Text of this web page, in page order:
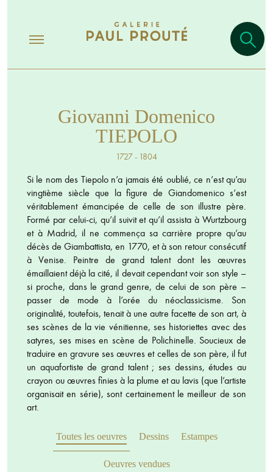
Giovanni Domenico
TIEPOLO
1727 - 1804
Si le nom des Tiepolo n’a jamais été oublié, ce n’est qu’au
vingtième siècle que la figure de Giandomenico s’est
véritablement émancipée de celle de son illustre père.
Formé par celui-ci, qu’il suivit et qu’il assista à Wurtzbourg
et à Madrid, il ne commença sa carrière propre qu’au
décès de Giambattista, en 1770, et à son retour consécutif
à Venise. Peintre de grand talent dont les œuvres
émaillaient déjà la cité, il devait cependant voir son style –
si proche, dans le grand genre, de celui de son père –
passer de mode à l’orée du néoclassicisme. Son
originalité, toutefois, tenait à une autre facette de son art, à
ses scènes de la vie vénitienne, ses historiettes avec des
satyres, ses mises en scène de Polichinelle. Soucieux de
traduire en gravure ses œuvres et celles de son père, il fut
un aquafortiste de grand talent ; ses dessins, études au
crayon ou œuvres finies à la plume et au lavis (que l’artiste
organisait en série), sont certainement le meilleur de son
art.
Toutes les oeuvres Dessins Estampes
Oeuvres vendues